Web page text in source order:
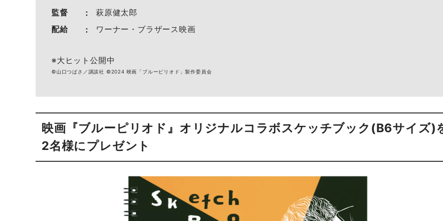
監督
萩原健太郎
配給
ワーナー・ブラザース映画
※大ヒット公開中
©山口つばさ／講談社 ©2024 映画「ブルーピリオド」製作委員会
映画『ブルーピリオド』オリジナルコラボスケッチブック(B6サイズ)
2名様にプレゼント